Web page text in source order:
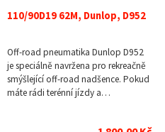
110/90D19 62M, Dunlop, D952
Off-road pneumatika Dunlop D952
je speciálně navržena pro rekreačně
smýšlející off-road nadšence. Pokud
máte rádi terénní jízdy a…